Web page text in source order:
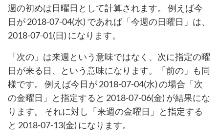
週の初めは日曜日として計算されます。 例えば今
日が 2018-07-04(水) であれば「今週の日曜日」は、
2018-07-01(日) になります。
「次の」は来週という意味ではなく、次に指定の曜
日が来る日、という意味になります。「前の」も同
様です。 例えば今日が 2018-07-04(水) の場合「次
の金曜日」と指定すると 2018-07-06(金) が結果にな
ります。 それに対し「来週の金曜日」と指定する
と 2018-07-13(金) になります。